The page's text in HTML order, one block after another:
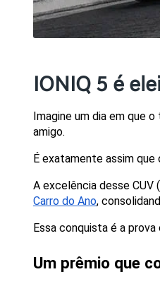
IONIQ 5 é
Imagine um dia em que
amigo.
É exatamente assim que
A excelência desse
Carro do Ano,
Essa conquista é a
Um prêmio que